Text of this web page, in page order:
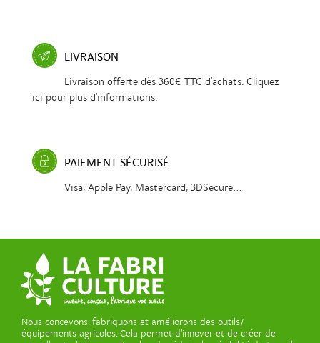
LIVRAISON
Livraison offerte dès 360€ TTC d'achats. Cliquez
ici pour plus d'informations.
PAIEMENT SÉCURISÉ
Visa, Apple Pay, Mastercard, 3DSecure...
Nous concevons, fabriquons et améliorons des outils/
équipements agricoles. Cela permet d’innover et de créer de